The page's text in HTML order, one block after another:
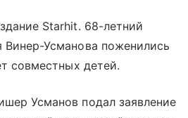
Starhit. 68-летний
Винер-Усманова поженились
совместных детей.
Усманов подал заявление